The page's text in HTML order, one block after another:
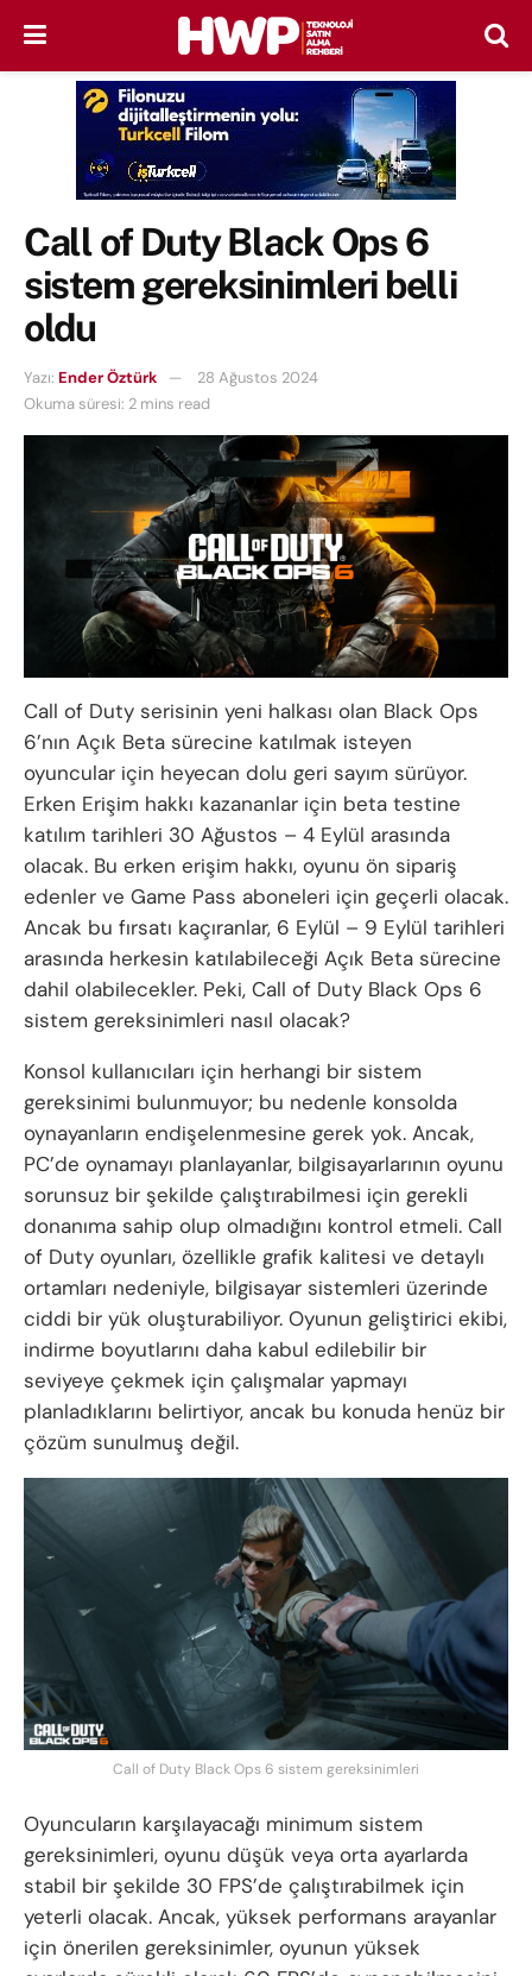
Call of Duty Black Ops 6
sistem gereksinimleri belli
oldu
Yazı: Ender Öztürk
28 Ağustos 2024
Okuma süresi: 2 mins read
Call of Duty serisinin yeni halkası olan Black Ops
6’nın Açık Beta sürecine katılmak isteyen
oyuncular için heyecan dolu geri sayım sürüyor.
Erken Erişim hakkı kazananlar için beta testine
katılım tarihleri 30 Ağustos – 4 Eylül arasında
olacak. Bu erken erişim hakkı, oyunu ön sipariş
edenler ve Game Pass aboneleri için geçerli olacak.
Ancak bu fırsatı kaçıranlar, 6 Eylül – 9 Eylül tarihleri
arasında herkesin katılabileceği Açık Beta sürecine
dahil olabilecekler. Peki, Call of Duty Black Ops 6
sistem gereksinimleri nasıl olacak?
Konsol kullanıcıları için herhangi bir sistem
gereksinimi bulunmuyor; bu nedenle konsolda
oynayanların endişelenmesine gerek yok. Ancak,
PC’de oynamayı planlayanlar, bilgisayarlarının oyunu
sorunsuz bir şekilde çalıştırabilmesi için gerekli
donanıma sahip olup olmadığını kontrol etmeli. Call
of Duty oyunları, özellikle grafik kalitesi ve detaylı
ortamları nedeniyle, bilgisayar sistemleri üzerinde
ciddi bir yük oluşturabiliyor. Oyunun geliştirici ekibi,
indirme boyutlarını daha kabul edilebilir bir
seviyeye çekmek için çalışmalar yapmayı
planladıklarını belirtiyor, ancak bu konuda henüz bir
çözüm sunulmuş değil.
Call of Duty Black Ops 6 sistem gereksinimleri
Oyuncuların karşılayacağı minimum sistem
gereksinimleri, oyunu düşük veya orta ayarlarda
stabil bir şekilde 30 FPS’de çalıştırabilmek için
yeterli olacak. Ancak, yüksek performans arayanlar
için önerilen gereksinimler, oyunun yüksek